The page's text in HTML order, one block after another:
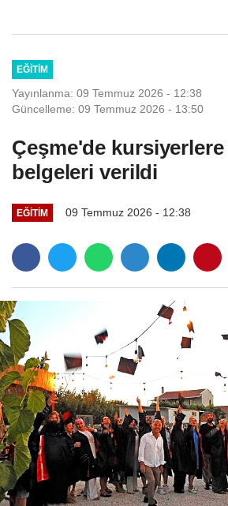
EĞITIM
Yayınlanma: 09 Temmuz 2026 - 12:38
Güncelleme: 09 Temmuz 2026 - 13:50
Çeşme'de kursiyerlere
belgeleri verildi
EĞITIM 09 Temmuz 2026 - 12:38